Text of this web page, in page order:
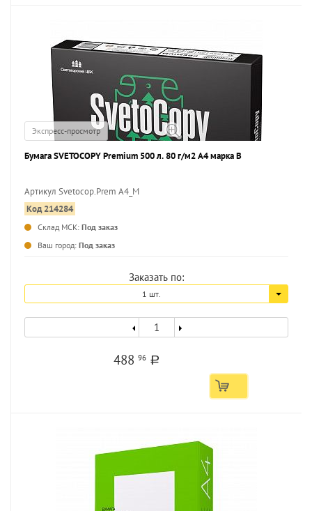
Экспресс-просмотр
Бумага SVETOCOPY Premium 500 л. 80 г/м2 А4 марка В
Артикул Svetocop.Prem А4_М
Код 214284
Склад МСК: Под заказ
Ваш город: Под заказ
Заказать по:
1 шт.
48896 a